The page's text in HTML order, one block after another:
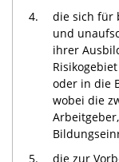
4.
die sich für
und
ihrer
oder in die
wobei die
5.
die zur